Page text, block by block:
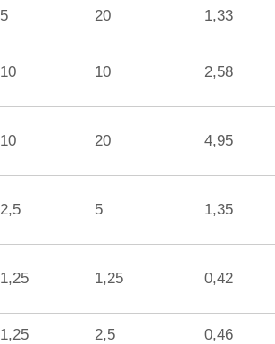
5 20 1,33
10 10 2,58
10 20 4,95
2,5 5 1,35
1,25 1,25 0,42
1,25 2,5 0,46